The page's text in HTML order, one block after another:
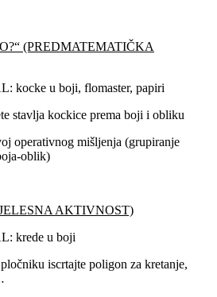
(PREDMATEMATIČKA
kocke u boji, flomaster, papiri
stavlja kockice prema boji i obliku
operativnog mišljenja (grupiranje
oblik)
AKTIVNOST)
krede u boji
iscrtajte poligon za kretanje,